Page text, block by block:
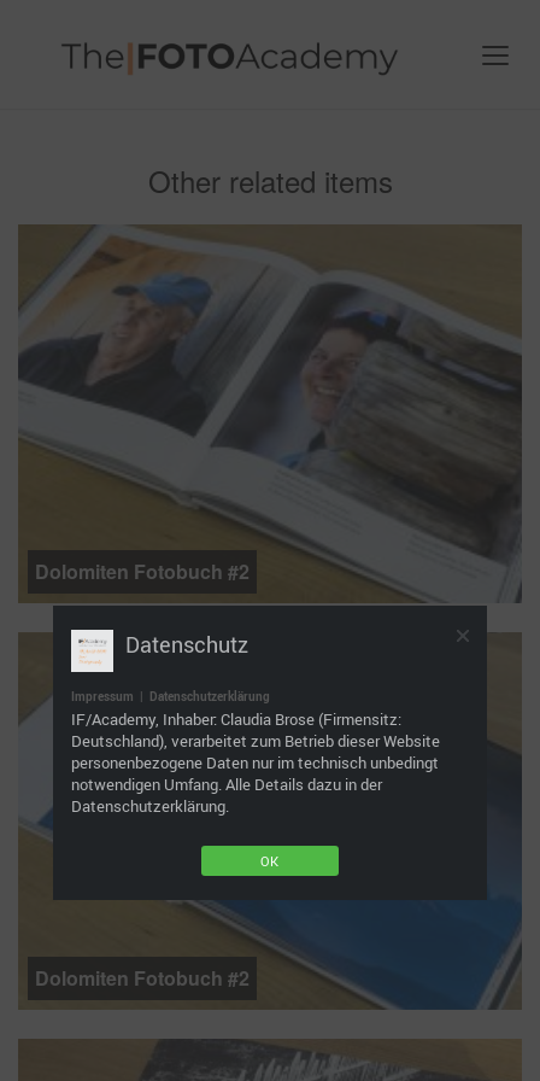
Other related items
Dolomiten Fotobuch #2
Dolomiten Fotobuch #2
Datenschutz
Impressum | Datenschutzerklärung
IF/Academy, Inhaber: Claudia Brose (Firmensitz:
Deutschland), verarbeitet zum Betrieb dieser Website
personenbezogene Daten nur im technisch unbedingt
notwendigen Umfang. Alle Details dazu in der
Datenschutzerklärung.
OK